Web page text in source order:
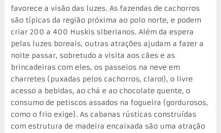
favorece a visão das luzes. As fazendas de cachorros
são típicas da região próxima ao polo norte, e podem
criar 200 a 400 Huskis siberianos. Além da espera
pelas luzes boreais, outras atrações ajudam a fazer a
noite passar, sobretudo a visita aos cães e as
brincadeiras com eles, os passeios na neve em
charretes (puxadas pelos cachorros, claro!), o livre
acesso a bebidas, ao chá e ao chocolate quente, o
consumo de petiscos assados na fogueira (gordurosos,
como o frio exige). As cabanas rústicas construídas
com estrutura de madeira encaixada são uma atração